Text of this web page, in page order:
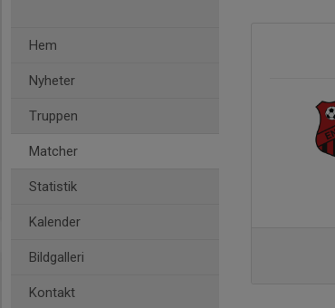
Hem
Nyheter
Truppen
Matcher
Statistik
Kalender
Bildgalleri
Kontakt